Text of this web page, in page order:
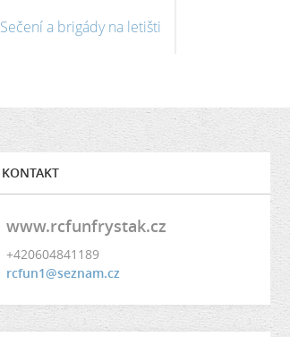
Sečení a brigády na letišti
KONTAKT
www.rcfunfrystak.cz
+420604841189
rcfun1@seznam.cz